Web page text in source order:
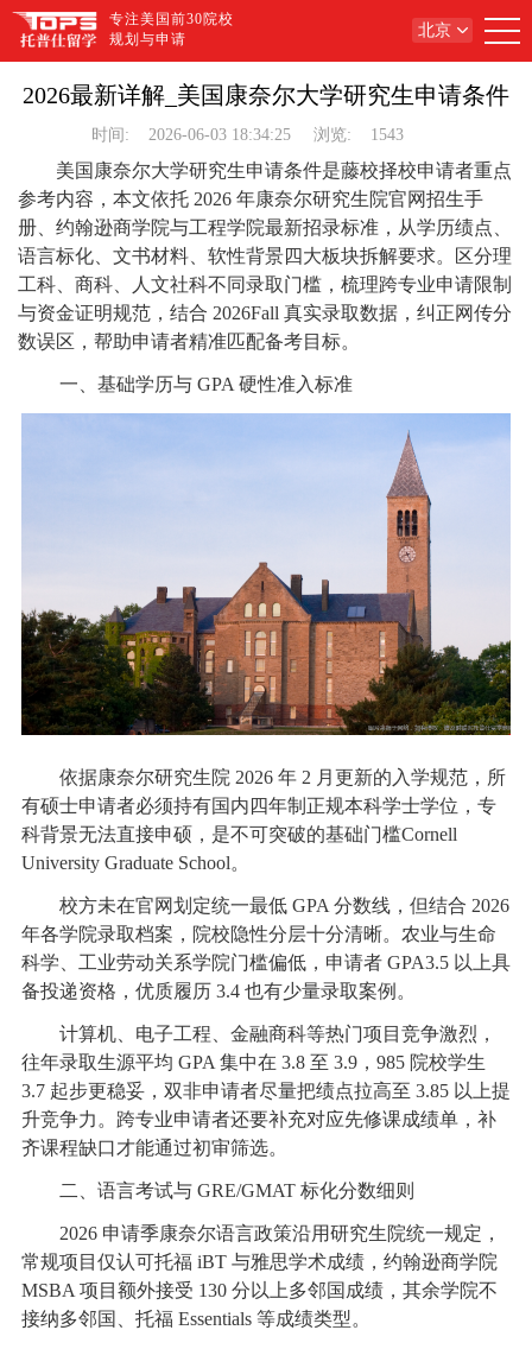
专注美国前30院校
规划与申请
北京
2026最新详解_美国康奈尔大学研究生申请条件
时间: 2026-06-03 18:34:25 浏览: 1543
美国康奈尔大学研究生申请条件是藤校择校申请者重点
参考内容，本文依托 2026 年康奈尔研究生院官网招生手
册、约翰逊商学院与工程学院最新招录标准，从学历绩点、
语言标化、文书材料、软性背景四大板块拆解要求。区分理
工科、商科、人文社科不同录取门槛，梳理跨专业申请限制
与资金证明规范，结合 2026Fall 真实录取数据，纠正网传分
数误区，帮助申请者精准匹配备考目标。
一、基础学历与 GPA 硬性准入标准
依据康奈尔研究生院 2026 年 2 月更新的入学规范，所
有硕士申请者必须持有国内四年制正规本科学士学位，专
科背景无法直接申硕，是不可突破的基础门槛Cornell
University Graduate School。
校方未在官网划定统一最低 GPA 分数线，但结合 2026
年各学院录取档案，院校隐性分层十分清晰。农业与生命
科学、工业劳动关系学院门槛偏低，申请者 GPA3.5 以上具
备投递资格，优质履历 3.4 也有少量录取案例。
计算机、电子工程、金融商科等热门项目竞争激烈，
往年录取生源平均 GPA 集中在 3.8 至 3.9，985 院校学生
3.7 起步更稳妥，双非申请者尽量把绩点拉高至 3.85 以上提
升竞争力。跨专业申请者还要补充对应先修课成绩单，补
齐课程缺口才能通过初审筛选。
二、语言考试与 GRE/GMAT 标化分数细则
2026 申请季康奈尔语言政策沿用研究生院统一规定，
常规项目仅认可托福 iBT 与雅思学术成绩，约翰逊商学院
MSBA 项目额外接受 130 分以上多邻国成绩，其余学院不
接纳多邻国、托福 Essentials 等成绩类型。